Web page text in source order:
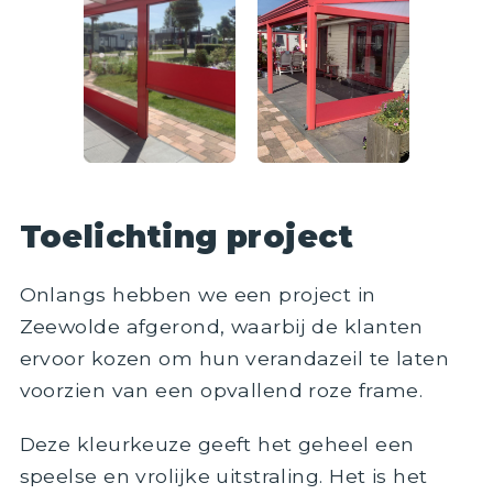
Toelichting project
Onlangs hebben we een project in
Zeewolde afgerond, waarbij de klanten
ervoor kozen om hun verandazeil te laten
voorzien van een opvallend roze frame.
Deze kleurkeuze geeft het geheel een
speelse en vrolijke uitstraling. Het is het